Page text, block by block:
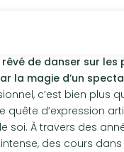
de danser sur les
la magie d’un
c’est bien plus
quête d’expression
soi. À travers des
des cours